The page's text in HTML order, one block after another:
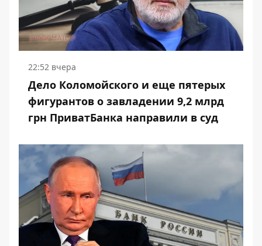
22:52 вчера
Дело Коломойского и еще пятерых
фигурантов о завладении 9,2 млрд
грн ПриватБанка направили в суд